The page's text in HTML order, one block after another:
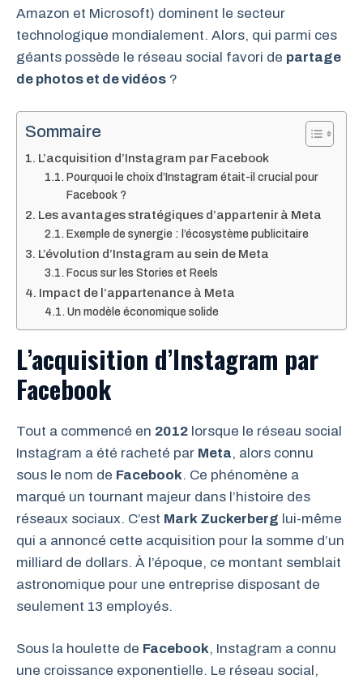
Amazon et Microsoft) dominent le secteur
technologique mondialement. Alors, qui parmi ces
géants possède le réseau social favori de partage
de photos et de vidéos ?
Sommaire
L’acquisition d’Instagram par Facebook
Pourquoi le choix d’Instagram était-il crucial pour
Facebook ?
Les avantages stratégiques d’appartenir à Meta
Exemple de synergie : l’écosystème publicitaire
L’évolution d’Instagram au sein de Meta
Focus sur les Stories et Reels
Impact de l’appartenance à Meta
Un modèle économique solide
L’acquisition d’Instagram par
Facebook
Tout a commencé en 2012 lorsque le réseau social
Instagram a été racheté par Meta, alors connu
sous le nom de Facebook. Ce phénomène a
marqué un tournant majeur dans l’histoire des
réseaux sociaux. C’est Mark Zuckerberg lui-même
qui a annoncé cette acquisition pour la somme d’un
milliard de dollars. À l’époque, ce montant semblait
astronomique pour une entreprise disposant de
seulement 13 employés.
Sous la houlette de Facebook, Instagram a connu
une croissance exponentielle. Le réseau social,